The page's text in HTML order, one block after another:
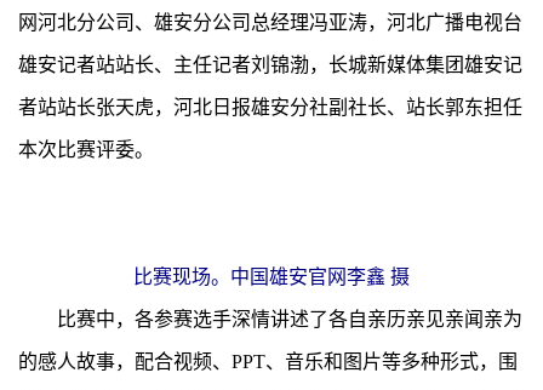
网河北分公司、雄安分公司总经理冯亚涛，河北广播电视台
雄安记者站站长、主任记者刘锦渤，长城新媒体集团雄安记
者站站长张天虎，河北日报雄安分社副社长、站长郭东担任
本次比赛评委。
比赛现场。中国雄安官网李鑫 摄
比赛中，各参赛选手深情讲述了各自亲历亲见亲闻亲为
的感人故事，配合视频、PPT、音乐和图片等多种形式，围